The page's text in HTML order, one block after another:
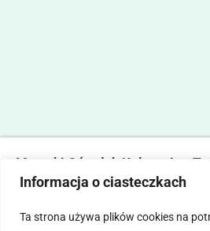
Informacja o ciasteczkach
Ta strona używa plików cookies na
Marecki Ośrodek Kultury im.
ul. Fabryczna 2, 05-270 Marki